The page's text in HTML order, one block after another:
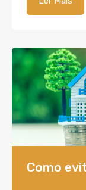
Como